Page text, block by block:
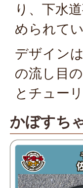
り、下水
められてい
デザイン
の流し目
とチュー
かぼすち